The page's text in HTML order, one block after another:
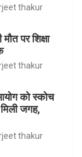
thakur
पर शिक्षा
thakur
को स्कोच
जगह,
thakur